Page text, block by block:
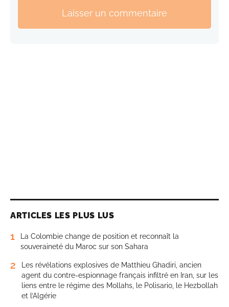
Laisser un commentaire
ARTICLES LES PLUS LUS
1
La Colombie change de position et reconnaît la
souveraineté du Maroc sur son Sahara
2
Les révélations explosives de Matthieu Ghadiri, ancien
agent du contre-espionnage français infiltré en Iran, sur les
liens entre le régime des Mollahs, le Polisario, le Hezbollah
et l’Algérie